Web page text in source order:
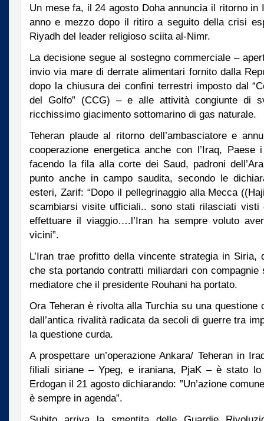
Un mese fa, il 24 agosto Doha annuncia il ritorno in
anno e mezzo dopo il ritiro a seguito della crisi
Riyadh del leader religioso sciita al-Nimr.
La decisione segue al sostegno commerciale –
invio via mare di derrate alimentari fornito dalla
dopo la chiusura dei confini terrestri imposto dal
del Golfo” (CCG) – e alle attività congiunte di
ricchissimo giacimento sottomarino di gas naturale.
Teheran plaude al ritorno dell’ambasciatore e
cooperazione energetica anche con l’Iraq,
facendo la fila alla corte dei Saud, padroni
punto anche in campo saudita, secondo le
esteri, Zarif: “Dopo il pellegrinaggio alla Mecca
scambiarsi visite ufficiali.. sono stati rilasciati visti
effettuare il viaggio….l’Iran ha sempre voluto
vicini”.
L’Iran trae profitto della vincente strategia in Siria,
che sta portando contratti miliardari con
mediatore che il presidente Rouhani ha portato.
Ora Teheran è rivolta alla Turchia su una questione
dall’antica rivalità radicata da secoli di guerre tra
la questione curda.
A prospettare un’operazione Ankara/ Teheran in
filiali siriane – Ypeg, e iraniana, PjaK – è stato lo
Erdogan il 21 agosto dichiarando: ”Un’azione
è sempre in agenda”.